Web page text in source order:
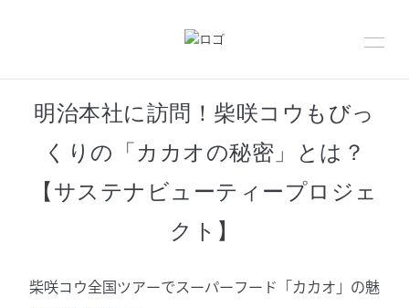
明治本社に訪問！柴咲コウもびっ
くりの「カカオの秘密」とは？
【サステナビューティープロジェ
クト】
柴咲コウ全国ツアーでスーパーフード「カカオ」の魅